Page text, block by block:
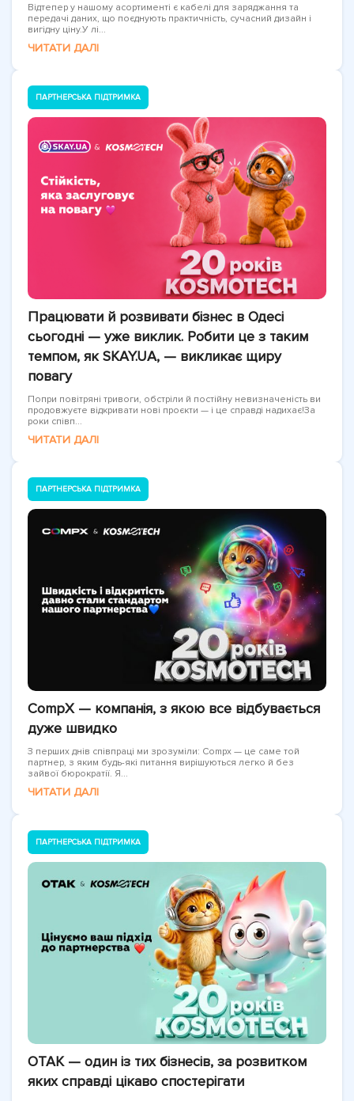
Відтепер у нашому асортименті є кабелі для заряджання та
передачі даних, що поєднують практичність, сучасний дизайн і
вигідну ціну.У лі...
ЧИТАТИ ДАЛІ
ПАРТНЕРСЬКА ПІДТРИМКА
Працювати й розвивати бізнес в Одесі
сьогодні — уже виклик. Робити це з таким
темпом, як SKAY.UA, — викликає щиру
повагу
Попри повітряні тривоги, обстріли й постійну невизначеність ви
продовжуєте відкривати нові проєкти — і це справді надихає!За
роки співп...
ЧИТАТИ ДАЛІ
ПАРТНЕРСЬКА ПІДТРИМКА
CompX — компанія, з якою все відбувається
дуже швидко
З перших днів співпраці ми зрозуміли: Compx — це саме той
партнер, з яким будь-які питання вирішуються легко й без
зайвої бюрократії. Я...
ЧИТАТИ ДАЛІ
ПАРТНЕРСЬКА ПІДТРИМКА
OTAK — один із тих бізнесів, за розвитком
яких справді цікаво спостерігати